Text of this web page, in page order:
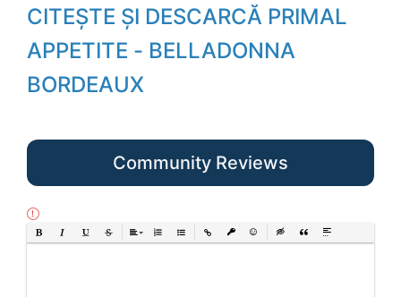
CITEȘTE ȘI DESCARCĂ PRIMAL
APPETITE - BELLADONNA
BORDEAUX
Community Reviews
Bold Italic UnderlineStrikethrough
AlignOrdered List
Unordered List
Insert LinkInsert protected link
EmoticonsInsert hidden text
Insert Quote
Insert spoiler